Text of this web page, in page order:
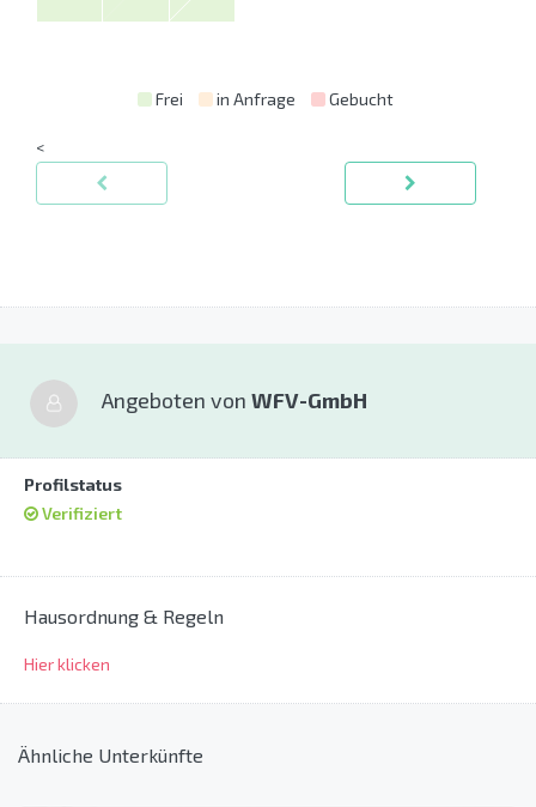
Frei in Anfrage Gebucht
<
Angeboten von WFV-GmbH
Profilstatus
Verifiziert
Hausordnung & Regeln
Hier klicken
Ähnliche Unterkünfte